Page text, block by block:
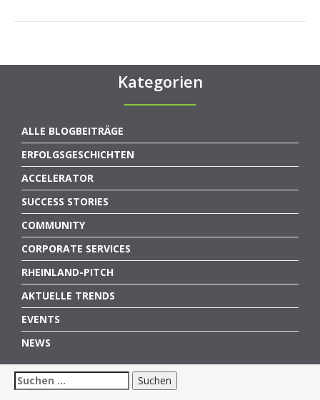
Kategorien
ALLE BLOGBEITRÄGE
ERFOLGSGESCHICHTEN
ACCELERATOR
SUCCESS STORIES
COMMUNITY
CORPORATE SERVICES
RHEINLAND-PITCH
AKTUELLE TRENDS
EVENTS
NEWS
Suchen
nach: